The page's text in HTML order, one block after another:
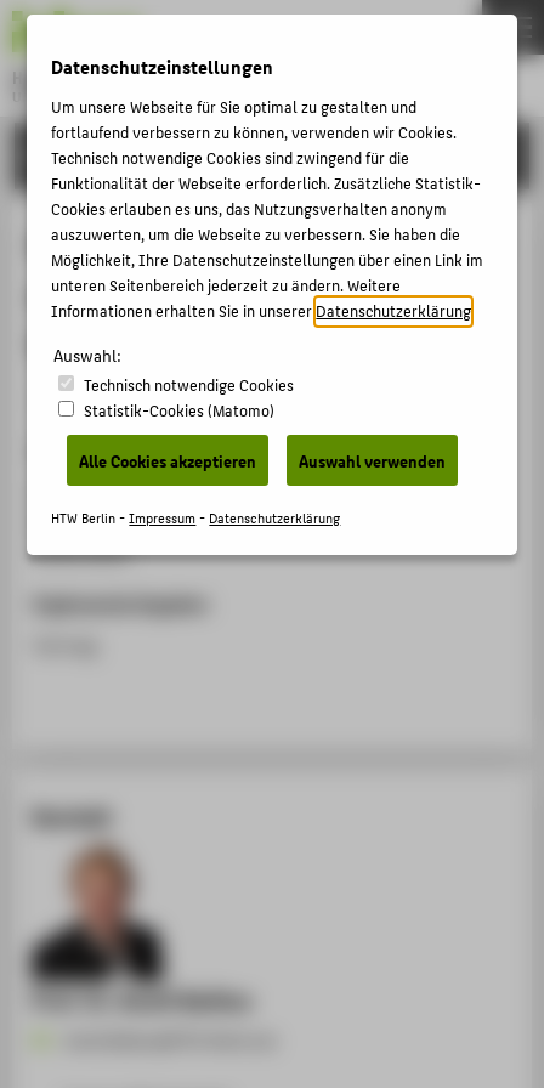
Hochschule für Technik und Wirtschaft Berlin
University of Applied Sciences
Menu
FORSCHUNG
Messtechnik als fachübergreifende
experimentelle Basis in
Wissenschaft und Forschung
Veranstaltungsbeitrag › Vortrag › 2015
Veranstaltung
einBlick Technik und Informatik
Hochschule für Technik und Wirtschaft (HTW) Berlin,
19.05.2015
Kontakt
Prof. Dr. Anett Bailleu
THEMEN
HOCHSCHULE
CAMPUS
STUDIUM
LEHRE
KARRIERE
INTERNATIONAL
INFORMATIONEN FÜR
STUDIENINTERESSIERTE
STUDIERENDE
Datenschutzeinstellungen
Um unsere Webseite für Sie optimal zu gestalten und
fortlaufend verbessern zu können, verwenden wir Cookies.
Technisch notwendige Cookies sind zwingend für die
Funktionalität der Webseite erforderlich. Zusätzliche Statistik-
Cookies erlauben es uns, das Nutzungsverhalten anonym
auszuwerten, um die Webseite zu verbessern. Sie haben die
Möglichkeit, Ihre Datenschutzeinstellungen über einen Link im
unteren Seitenbereich jederzeit zu ändern. Weitere
Informationen erhalten Sie in unsererDatenschutzerklärung
Auswahl:
Technisch notwendige Cookies
Statistik-Cookies (Matomo)
Alle Cookies akzeptieren Auswahl verwenden
HTW Berlin -Impressum- Datenschutzerklärung